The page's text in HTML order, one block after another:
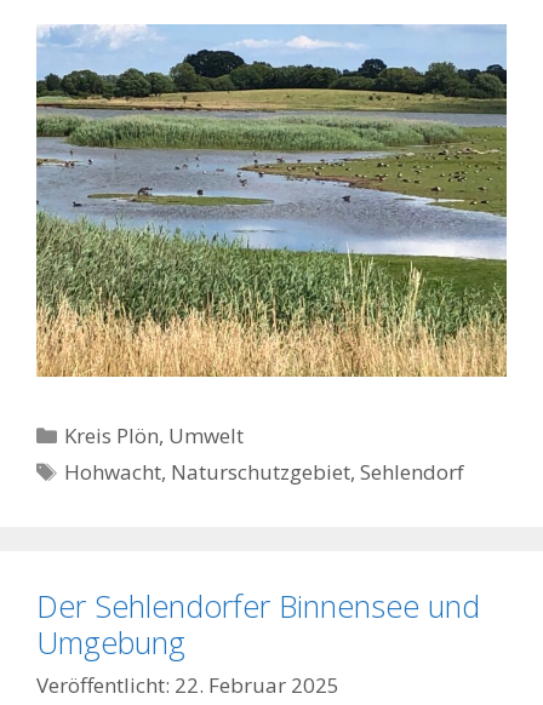
Kategorien
Kreis Plön, Umwelt
Schlagwörter
Hohwacht, Naturschutzgebiet,Sehlendorf
Der Sehlendorfer Binnensee und
Umgebung
22. Februar 2025